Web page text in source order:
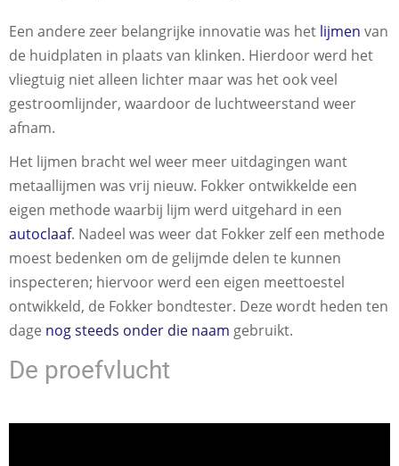
Een andere zeer belangrijke innovatie was het lijmen van
de huidplaten in plaats van klinken. Hierdoor werd het
vliegtuig niet alleen lichter maar was het ook veel
gestroomlijnder, waardoor de luchtweerstand weer
afnam.
Het lijmen bracht wel weer meer uitdagingen want
metaallijmen was vrij nieuw. Fokker ontwikkelde een
eigen methode waarbij lijm werd uitgehard in een
autoclaaf. Nadeel was weer dat Fokker zelf een methode
moest bedenken om de gelijmde delen te kunnen
inspecteren; hiervoor werd een eigen meettoestel
ontwikkeld, de Fokker bondtester. Deze wordt heden ten
dage nog steeds onder die naam gebruikt.
De proefvlucht